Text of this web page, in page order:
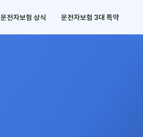
운전자보험 상식 운전자보험 3대 특약